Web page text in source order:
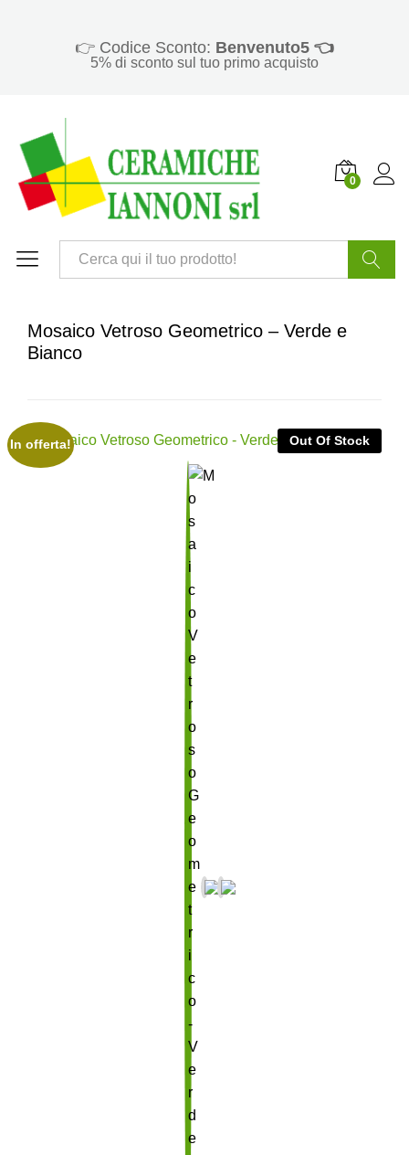
👉 Codice Sconto: Benvenuto5 👈
5% di sconto sul tuo primo acquisto
0
Mosaico Vetroso Geometrico – Verde e
Bianco
In offerta! Out Of Stock